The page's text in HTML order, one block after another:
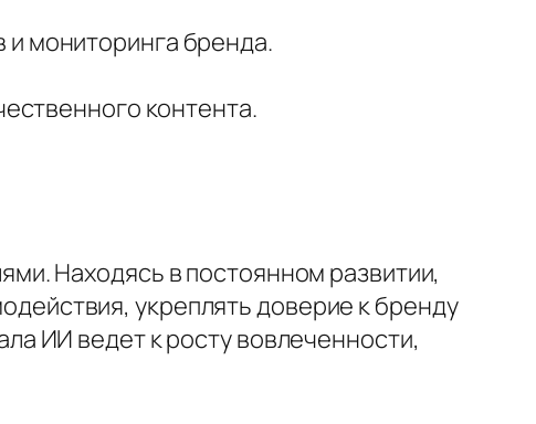
и мониторинга бренда.
контента.
Находясь в постоянном развитии,
укреплять доверие к бренду
ИИ ведет к росту вовлеченности,